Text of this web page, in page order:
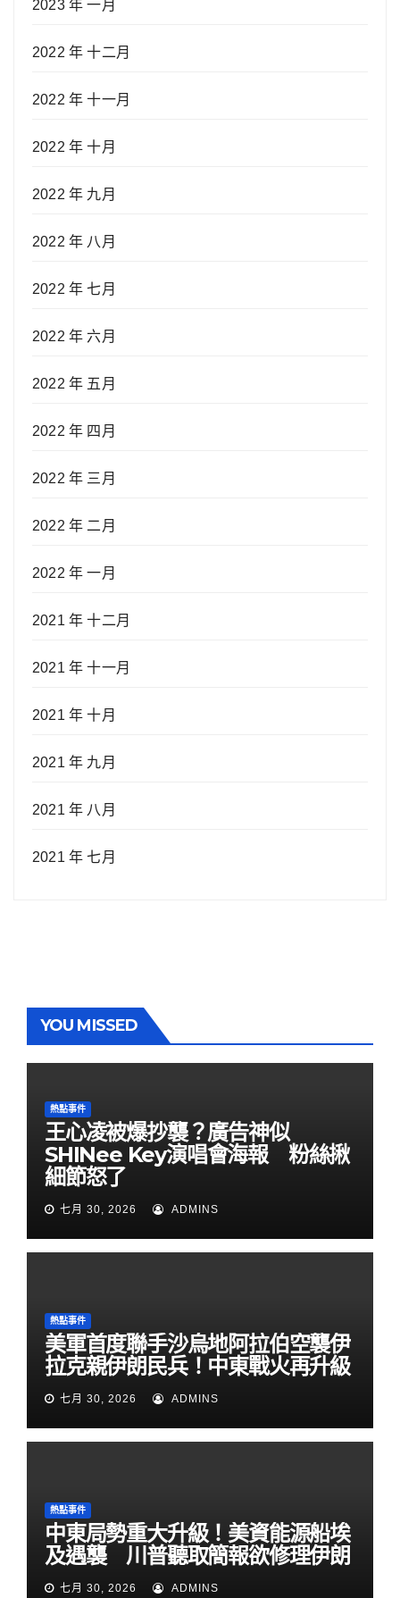
2023 年 一月
2022 年 十二月
2022 年 十一月
2022 年 十月
2022 年 九月
2022 年 八月
2022 年 七月
2022 年 六月
2022 年 五月
2022 年 四月
2022 年 三月
2022 年 二月
2022 年 一月
2021 年 十二月
2021 年 十一月
2021 年 十月
2021 年 九月
2021 年 八月
2021 年 七月
YOU MISSED
熱點事件
王心凌被爆抄襲？廣告神似
SHINee Key演唱會海報 粉絲揪
細節怒了
七月 30, 2026 ADMINS
熱點事件
美軍首度聯手沙烏地阿拉伯空襲伊
拉克親伊朗民兵！中東戰火再升級
七月 30, 2026 ADMINS
熱點事件
中東局勢重大升級！美資能源船埃
及遇襲 川普聽取簡報欲修理伊朗
七月 30, 2026 ADMINS